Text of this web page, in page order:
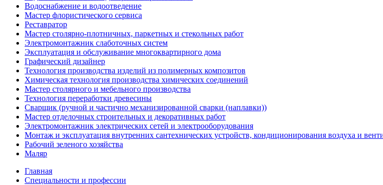
Водоснабжение и водоотведение
Мастер флористического сервиса
Реставратор
Мастер столярно-плотничных, паркетных и стекольных работ
Электромонтажник слаботочных систем
Эксплуатация и обслуживание многоквартирного дома
Графический дизайнер
Технология производства изделий из полимерных композитов
Химическая технология производства химических соединений
Мастер столярного и мебельного производства
Технология переработки древесины
Сварщик (ручной и частично механизированной сварки (наплавки))
Мастер отделочных строительных и декоративных работ
Электромонтажник электрических сетей и электрооборудования
Монтаж и эксплуатация внутренних сантехнических устройств, кондиционирования воздуха и
Рабочий зеленого хозяйства
Маляр
Главная
Специальности и профессии